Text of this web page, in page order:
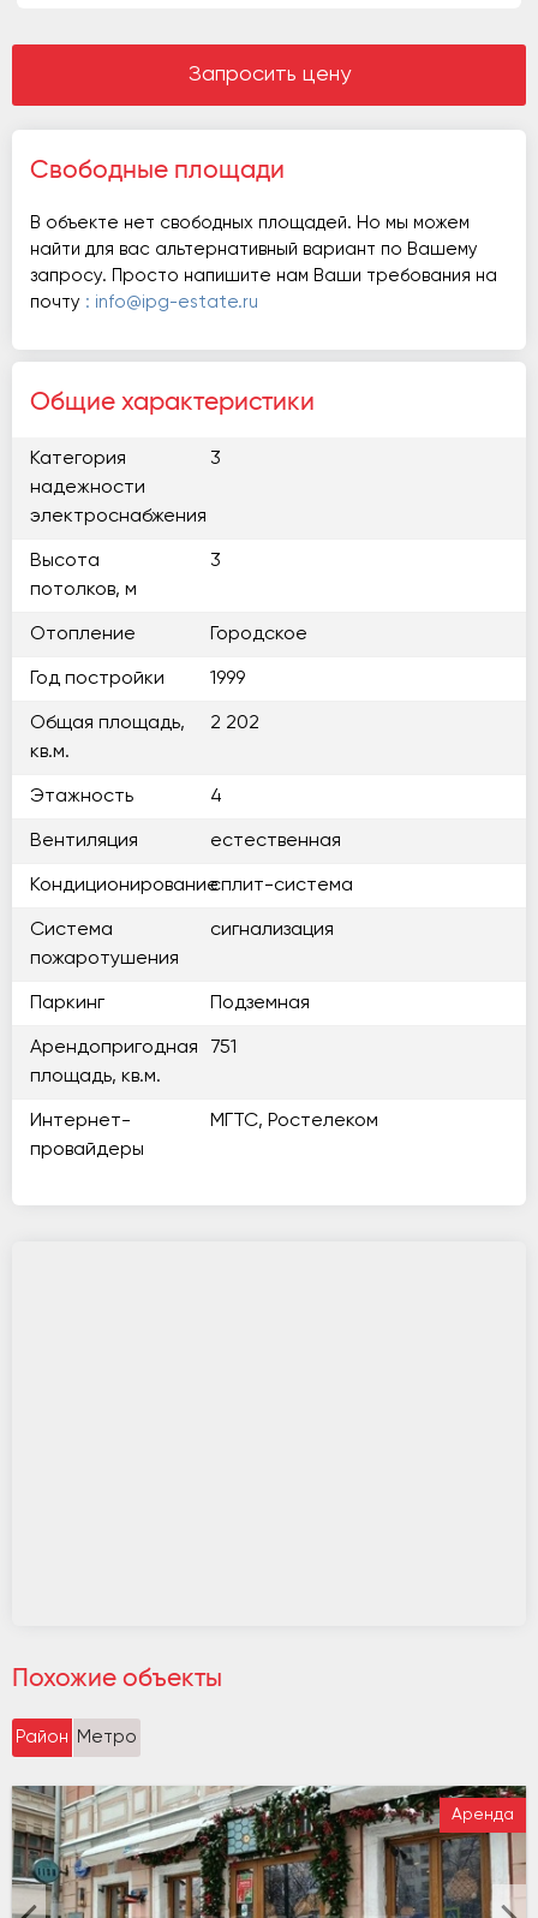
Запросить цену
Свободные площади
В объекте нет свободных площадей. Но мы можем
найти для вас альтернативный вариант по Вашему
запросу. Просто напишите нам Ваши требования на
почту : info@ipg-estate.ru
Общие характеристики
Категория
надежности
электроснабжения
3
Высота
потолков, м
3
Отопление Городское
Год постройки 1999
Общая площадь,
кв.м.
2 202
Этажность 4
Вентиляция естественная
Кондиционированиесплит-система
Система
пожаротушения
сигнализация
Паркинг Подземная
Арендопригодная
площадь, кв.м.
751
Интернет-
провайдеры
МГТС, Ростелеком
Похожие объекты
Район Метро
Аренда